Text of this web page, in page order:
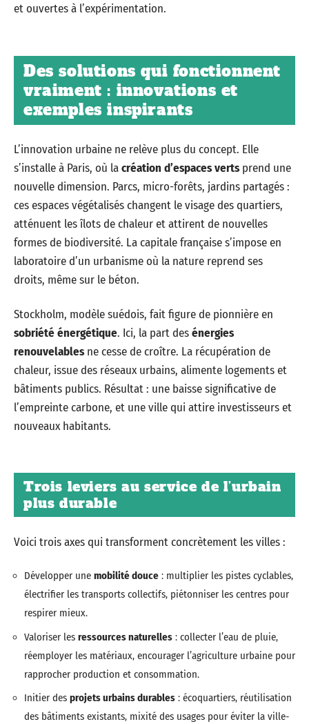
et ouvertes à l’expérimentation.
Des solutions qui fonctionnent
vraiment : innovations et
exemples inspirants
L’innovation urbaine ne relève plus du concept. Elle
s’installe à Paris, où lacréation d’espaces vertsprend une
nouvelle dimension. Parcs, micro-forêts, jardins partagés :
ces espaces végétalisés changent le visage des quartiers,
atténuent les îlots de chaleur et attirent de nouvelles
formes de biodiversité. La capitale française s’impose en
laboratoire d’un urbanisme où la nature reprend ses
droits, même sur le béton.
Stockholm, modèle suédois, fait figure de pionnière en
sobriété énergétique. Ici, la part desénergies
renouvelablesne cesse de croître. La récupération de
chaleur, issue des réseaux urbains, alimente logements et
bâtiments publics. Résultat : une baisse significative de
l’empreinte carbone, et une ville qui attire investisseurs et
nouveaux habitants.
Trois leviers au service de l’urbain
plus durable
Voici trois axes qui transforment concrètement les villes :
Développer une mobilité douce : multiplier les pistes cyclables,
électrifier les transports collectifs, piétonniser les centres pour
respirer mieux.
Valoriser les ressources naturelles : collecter l’eau de pluie,
réemployer les matériaux, encourager l’agriculture urbaine pour
rapprocher production et consommation.
Initier des projets urbains durables : écoquartiers, réutilisation
des bâtiments existants, mixité des usages pour éviter la ville-